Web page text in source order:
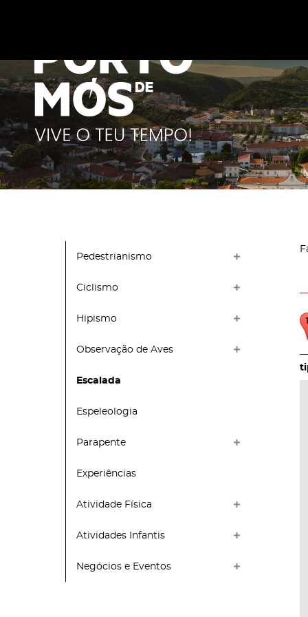
Pedestrianismo
Ciclismo
Hipismo
Observação de Aves
Escalada
Espeleologia
Parapente
Experiências
Atividade Física
Atividades Infantis
Negócios e Eventos